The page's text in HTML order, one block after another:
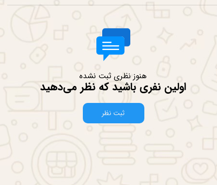
هنوز نظری ثبت نشده
اولین نفری باشید که نظر می‌دهید
ثبت نظر